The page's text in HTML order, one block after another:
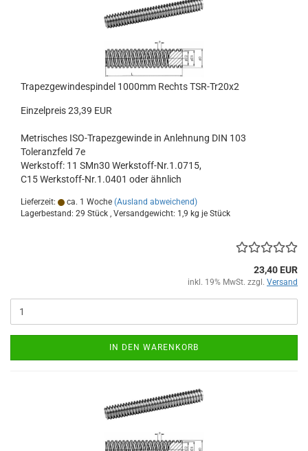
Trapezgewindespindel 1000mm Rechts TSR-Tr20x2
Einzelpreis 23,39 EUR
Metrisches ISO-Trapezgewinde in Anlehnung DIN 103
Toleranzfeld 7e
Werkstoff: 11 SMn30 Werkstoff-Nr.1.0715,
C15 Werkstoff-Nr.1.0401 oder ähnlich
Lieferzeit: ca. 1 Woche (Ausland abweichend)
Lagerbestand: 29 Stück , Versandgewicht: 1,9 kg je Stück
23,40 EUR
inkl. 19% MwSt. zzgl. Versand
IN DEN WARENKORB